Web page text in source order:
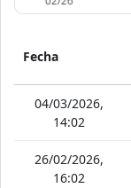
Fecha
04/03/2026,
14:02
26/02/2026,
16:02